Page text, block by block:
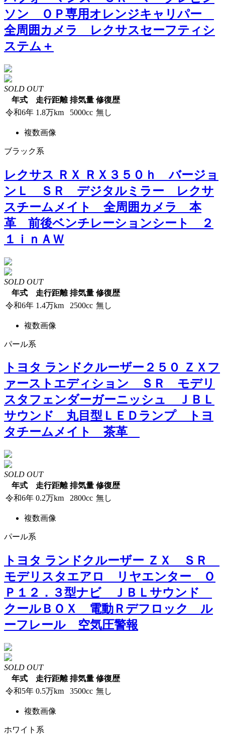
ソン ＯＰ専用オレンジキャリパー
全周囲カメラ レクサスセーフティシ
ステム＋
SOLD OUT
年式
走行距離 排気量 修復歴
令和6年 1.8万km 5000cc 無し
複数画像
ブラック系
レクサス ＲＸ ＲＸ３５０ｈ バージョ
ンＬ ＳＲ デジタルミラー レクサ
スチームメイト 全周囲カメラ 本
革 前後ベンチレーションシート ２
１ｉｎＡＷ
SOLD OUT
年式
走行距離 排気量 修復歴
令和6年 1.4万km 2500cc 無し
複数画像
パール系
トヨタ ランドクルーザー２５０ ＺＸフ
ァーストエディション ＳＲ モデリ
スタフェンダーガーニッシュ ＪＢＬ
サウンド 丸目型ＬＥＤランプ トヨ
タチームメイト 茶革
SOLD OUT
年式
走行距離 排気量 修復歴
令和6年 0.2万km 2800cc 無し
複数画像
パール系
トヨタ ランドクルーザー ＺＸ ＳＲ
モデリスタエアロ リヤエンター Ｏ
Ｐ１２．３型ナビ ＪＢＬサウンド
クールＢＯＸ 電動Ｒデフロック ル
ーフレール 空気圧警報
SOLD OUT
年式
走行距離 排気量 修復歴
令和5年 0.5万km 3500cc 無し
複数画像
ホワイト系